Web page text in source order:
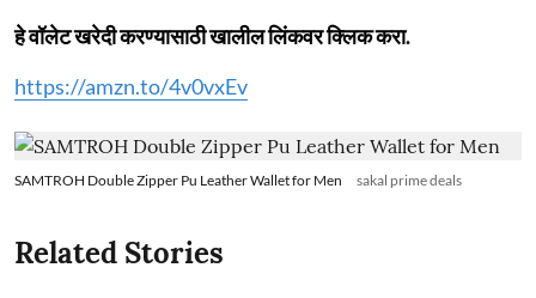
हे वॉलेट खरेदी करण्यासाठी खालील लिंकवर क्लिक करा.
https://amzn.to/4v0vxEv
SAMTROH Double Zipper Pu Leather Wallet for Men sakal prime deals
Related Stories